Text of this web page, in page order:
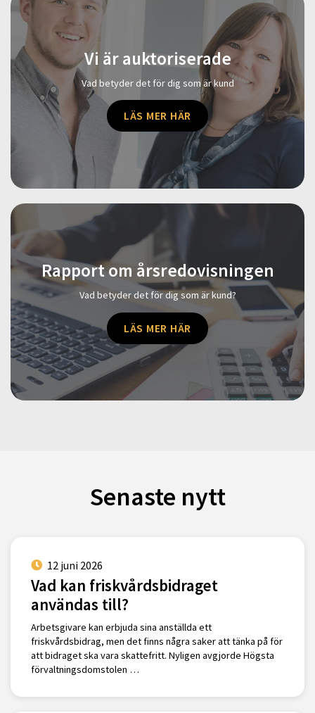
Vi är auktoriserade
Vad betyder det för dig som är kund
LÄS MER HÄR
Rapport om årsredovisningen
Vad betyder det för dig som är kund?
LÄS MER HÄR
Senaste nytt
12 juni 2026
Vad kan friskvårdsbidraget
användas till?
Arbetsgivare kan erbjuda sina anställda ett
friskvårdsbidrag, men det finns några saker att tänka på för
att bidraget ska vara skattefritt. Nyligen avgjorde Högsta
förvaltningsdomstolen …